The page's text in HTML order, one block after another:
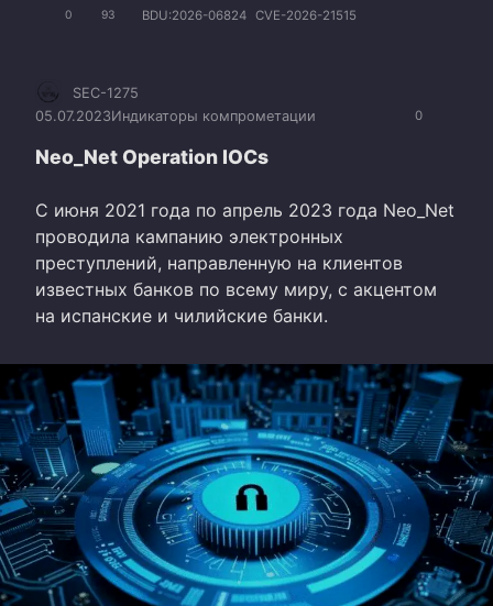
0 93 BDU:2026-06824 CVE-2026-21515
0
SEC-1275
05.07.2023Индикаторы компрометации
Neo_Net Operation IOCs
С июня 2021 года по апрель 2023 года Neo_Net
проводила кампанию электронных
преступлений, направленную на клиентов
известных банков по всему миру, с акцентом
на испанские и чилийские банки.